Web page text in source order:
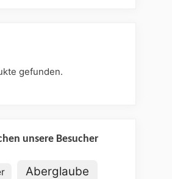
gefunden.
unsere Besucher
Aberglaube